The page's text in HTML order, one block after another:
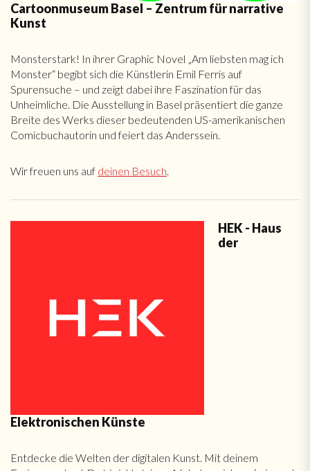
Cartoonmuseum Basel – Zentrum für narrative
Kunst
Monsterstark! In ihrer Graphic Novel „Am liebsten mag ich
Monster“ begibt sich die Künstlerin Emil Ferris auf
Spurensuche – und zeigt dabei ihre Faszination für das
Unheimliche. Die Ausstellung in Basel präsentiert die ganze
Breite des Werks dieser bedeutenden US-amerikanischen
Comicbuchautorin und feiert das Anderssein.
Wir freuen uns auf deinen Besuch.
HEK - Haus
der
Elektronischen Künste
Entdecke die Welten der digitalen Kunst. Mit deinem